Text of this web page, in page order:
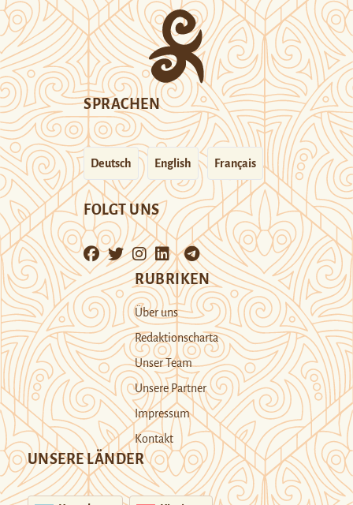
SPRACHEN
Deutsch English Français
FOLGT UNS
RUBRIKEN
Über uns
Redaktionscharta
Unser Team
Unsere Partner
Impressum
Kontakt
UNSERE LÄNDER